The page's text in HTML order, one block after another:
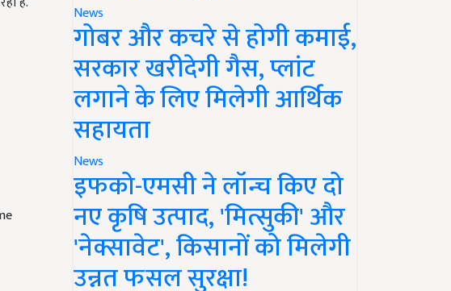
News
गोबर और कचरे से होगी कमाई,
सरकार खरीदेगी गैस, प्लांट
लगाने के लिए मिलेगी आर्थिक
सहायता
News
इफको-एमसी ने लॉन्च किए दो
नए कृषि उत्पाद, 'मित्सुकी' और
'नेक्सावेट', किसानों को मिलेगी
उन्नत फसल सुरक्षा!